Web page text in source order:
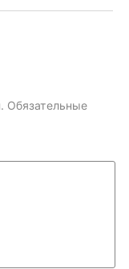
Обязательные